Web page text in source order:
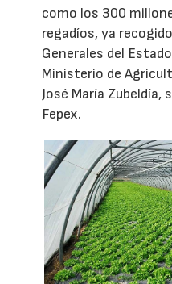
como los 300
regadíos, ya
Generales del
Ministerio de
José María Zubeldía,
Fepex.